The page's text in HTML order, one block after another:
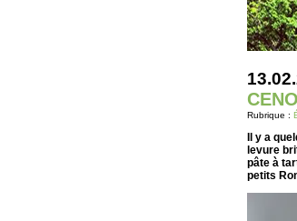
Rubrique :
Il y a
levure
pâte à
petits